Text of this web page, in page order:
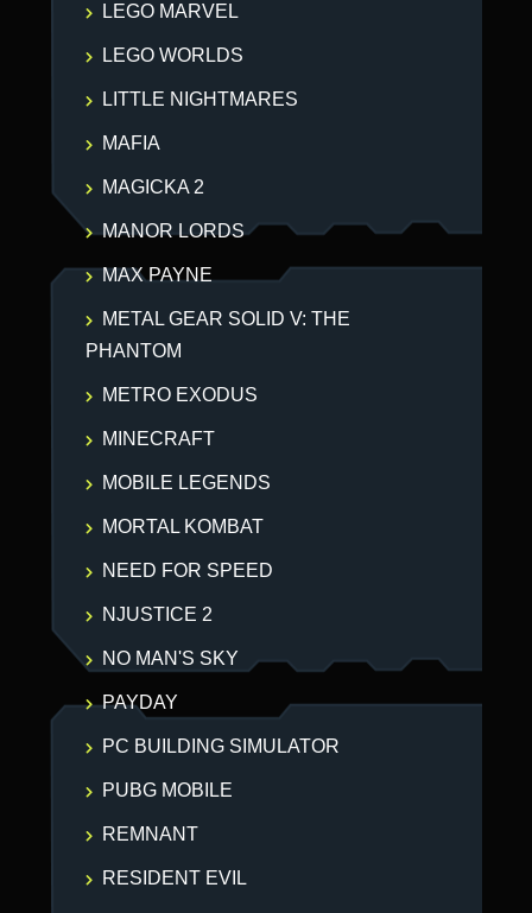
LEGO MARVEL
LEGO WORLDS
LITTLE NIGHTMARES
MAFIA
MAGICKA 2
MANOR LORDS
MAX PAYNE
METAL GEAR SOLID V: THE
PHANTOM
METRO EXODUS
MINECRAFT
MOBILE LEGENDS
MORTAL KOMBAT
NEED FOR SPEED
NJUSTICE 2
NO MAN'S SKY
PAYDAY
PC BUILDING SIMULATOR
PUBG MOBILE
REMNANT
RESIDENT EVIL